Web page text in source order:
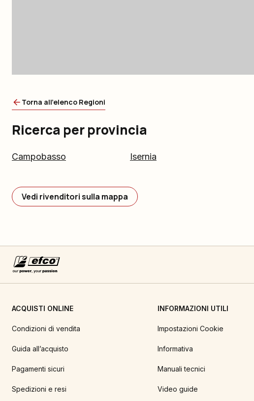
Torna all'elenco Regioni
Ricerca per provincia
Campobasso Isernia
Vedi rivenditori sulla mappa
ACQUISTI ONLINE
Condizioni di vendita
Guida all’acquisto
Pagamenti sicuri
Spedizioni e resi
INFORMAZIONI UTILI
Impostazioni Cookie
Informativa
Manuali tecnici
Video guide